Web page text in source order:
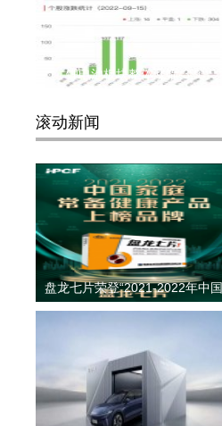
锂电池板块整体涨幅-3.9
滚动新闻
盘龙七片荣登“2021-2022年中国